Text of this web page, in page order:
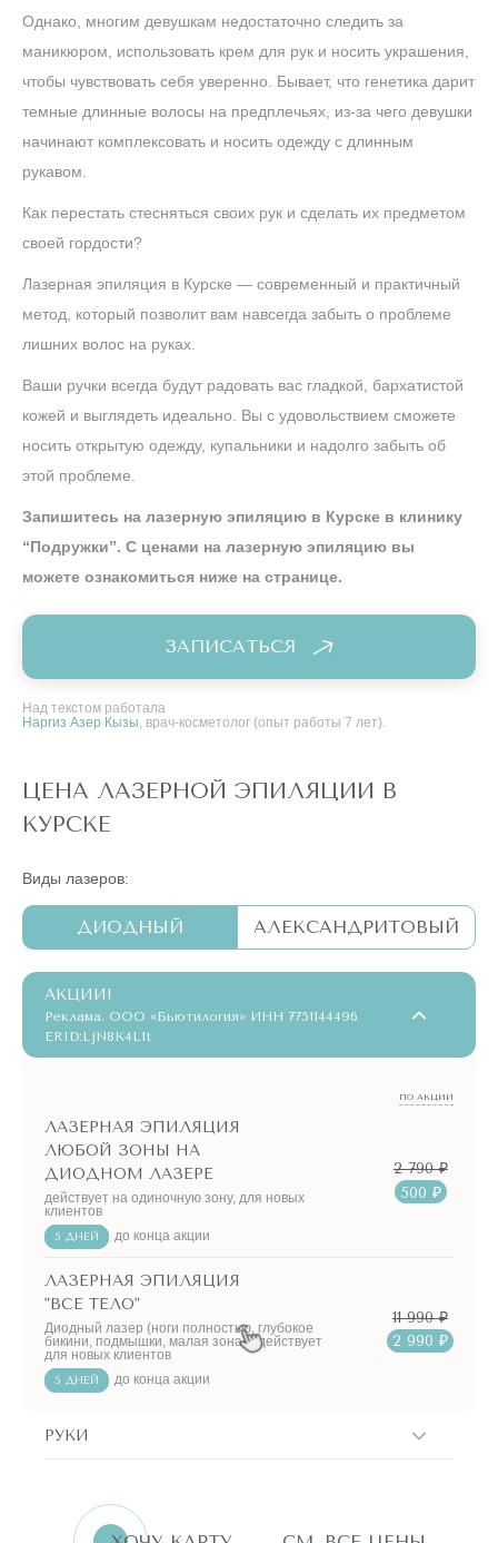
Однако, многим девушкам недостаточно следить за
маникюром, использовать крем для рук и носить украшения,
чтобы чувствовать себя уверенно. Бывает, что генетика дарит
темные длинные волосы на предплечьях, из-за чего девушки
начинают комплексовать и носить одежду с длинным
рукавом.
Как перестать стесняться своих рук и сделать их предметом
своей гордости?
Лазерная эпиляция в Курске — современный и практичный
метод, который позволит вам навсегда забыть о проблеме
лишних волос на руках.
Ваши ручки всегда будут радовать вас гладкой, бархатистой
кожей и выглядеть идеально. Вы с удовольствием сможете
носить открытую одежду, купальники и надолго забыть об
этой проблеме.
Запишитесь на лазерную эпиляцию в Курске в клинику
“Подружки”. С ценами на лазерную эпиляцию вы
можете ознакомиться ниже на странице.
ЗАПИСАТЬСЯ
Над текстом работала
Наргиз Азер Кызы, врач-косметолог (опыт работы 7 лет).
ЦЕНА ЛАЗЕРНОЙ ЭПИЛЯЦИИ В
КУРСКЕ
Виды лазеров:
ДИОДНЫЙ АЛЕКСАНДРИТОВЫЙ
АКЦИИ!
Реклама. ООО «Бьютилогия» ИНН 7751144496
ERID:LjN8K4L1t
ПО АКЦИИ
ЛАЗЕРНАЯ ЭПИЛЯЦИЯ
ЛЮБОЙ ЗОНЫ НА
ДИОДНОМ ЛАЗЕРЕ
действует на одиночную зону, для новых
клиентов
5 ДНЕЙ до конца акции
2 790 ₽
500 ₽
ЛАЗЕРНАЯ ЭПИЛЯЦИЯ
"ВСЕ ТЕЛО"
Диодный лазер (ноги полностью, глубокое
бикини, подмышки, малая зона) - действует
для новых клиентов
5 ДНЕЙ до конца акции
11 990 ₽
2 990 ₽
РУКИ
«Бьютилогия»
ERID:LjN8K4L1t